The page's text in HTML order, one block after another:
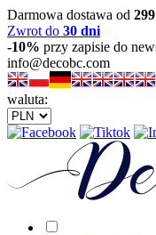
Darmowa dostawa od 299
Zwrot do 30 dni
-10% przy zapisie do
info@decobc.com
waluta: